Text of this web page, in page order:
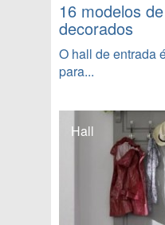
16 modelos
decorados
O hall de entrada
para...
Hall